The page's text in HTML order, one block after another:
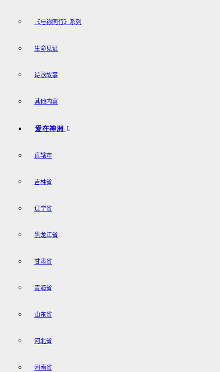
《与祢同行》系列
生命见证
诗歌故事
其他内容
爱在神洲
直辖市
吉林省
辽宁省
黑龙江省
甘肃省
青海省
山东省
河北省
河南省